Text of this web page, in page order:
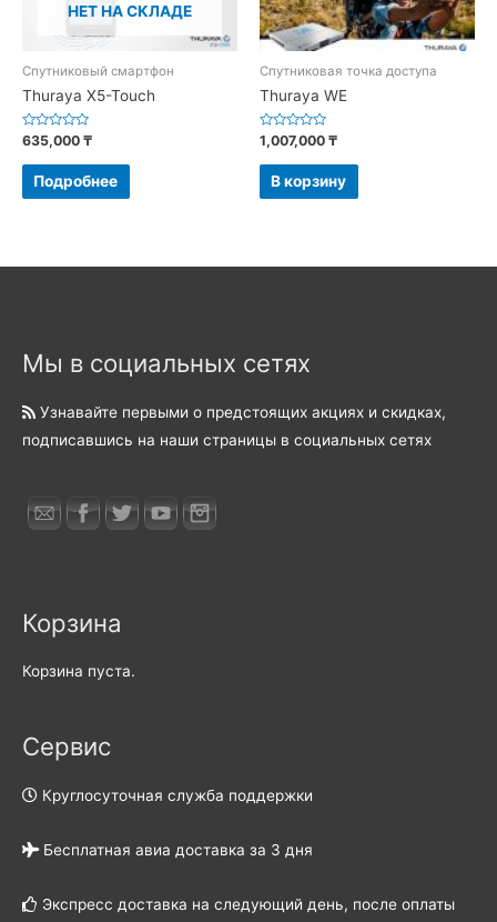
НЕТ НА СКЛАДЕ
Спутниковый смартфон
Thuraya X5-Touch
Оценка
из
635,000 ₸
Подробнее
Спутниковая точка доступа
Thuraya WE
Оценка
из
1,007,000 ₸
В корзину
Мы в социальных сетях
Узнавайте первыми о предстоящих акциях и скидках,
подписавшись на наши страницы в социальных сетях
Корзина
Корзина пуста.
Сервис
Круглосуточная служба поддержки
Бесплатная авиа доставка за 3 дня
Экспресс доставка на следующий день, после оплаты